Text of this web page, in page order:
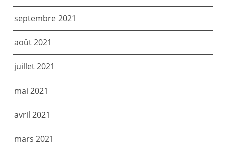
septembre 2021
août 2021
juillet 2021
mai 2021
avril 2021
mars 2021